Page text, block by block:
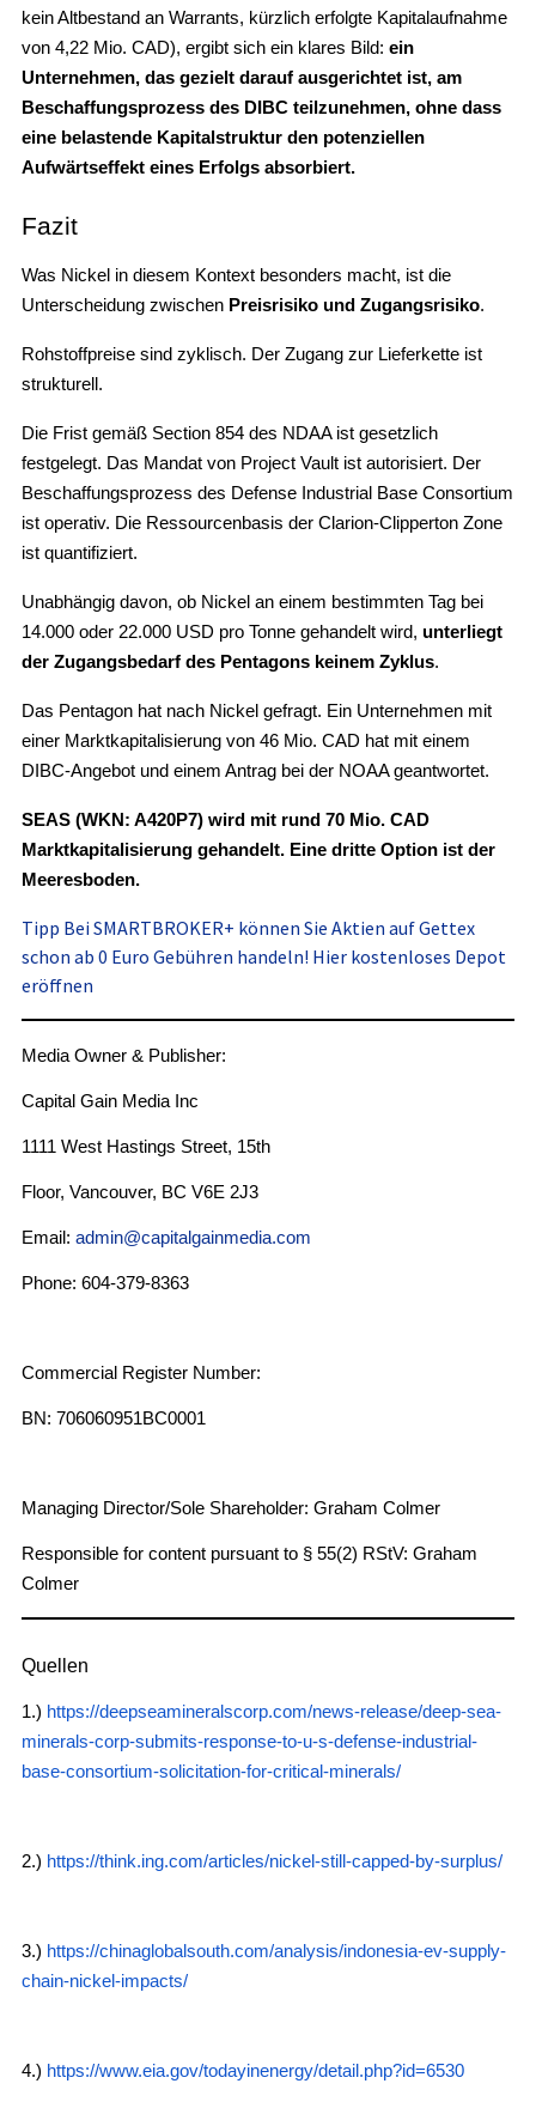
kein Altbestand an Warrants, kürzlich erfolgte Kapitalaufnahme
von 4,22 Mio. CAD), ergibt sich ein klares Bild: ein
Unternehmen, das gezielt darauf ausgerichtet ist, am
Beschaffungsprozess des DIBC teilzunehmen, ohne dass
eine belastende Kapitalstruktur den potenziellen
Aufwärtseffekt eines Erfolgs absorbiert.
Fazit
Was Nickel in diesem Kontext besonders macht, ist die
Unterscheidung zwischen Preisrisiko und Zugangsrisiko.
Rohstoffpreise sind zyklisch. Der Zugang zur Lieferkette ist
strukturell.
Die Frist gemäß Section 854 des NDAA ist gesetzlich
festgelegt. Das Mandat von Project Vault ist autorisiert. Der
Beschaffungsprozess des Defense Industrial Base Consortium
ist operativ. Die Ressourcenbasis der Clarion-Clipperton Zone
ist quantifiziert.
Unabhängig davon, ob Nickel an einem bestimmten Tag bei
14.000 oder 22.000 USD pro Tonne gehandelt wird, unterliegt
der Zugangsbedarf des Pentagons keinem Zyklus.
Das Pentagon hat nach Nickel gefragt. Ein Unternehmen mit
einer Marktkapitalisierung von 46 Mio. CAD hat mit einem
DIBC-Angebot und einem Antrag bei der NOAA geantwortet.
SEAS (WKN: A420P7) wird mit rund 70 Mio. CAD
Marktkapitalisierung gehandelt. Eine dritte Option ist der
Meeresboden.
Tipp Bei SMARTBROKER+ können Sie Aktien auf Gettex
schon ab 0 Euro Gebühren handeln! Hier kostenloses Depot
eröffnen
Media Owner & Publisher:
Capital Gain Media Inc
1111 West Hastings Street, 15th
Floor, Vancouver, BC V6E 2J3
Email: admin@capitalgainmedia.com
Phone: 604-379-8363
Commercial Register Number:
BN: 706060951BC0001
Managing Director/Sole Shareholder: Graham Colmer
Responsible for content pursuant to § 55(2) RStV: Graham
Colmer
Quellen
1.) https://deepseamineralscorp.com/news-release/deep-sea-
minerals-corp-submits-response-to-u-s-defense-industrial-
base-consortium-solicitation-for-critical-minerals/
2.) https://think.ing.com/articles/nickel-still-capped-by-surplus/
3.) https://chinaglobalsouth.com/analysis/indonesia-ev-supply-
chain-nickel-impacts/
4.) https://www.eia.gov/todayinenergy/detail.php?id=6530